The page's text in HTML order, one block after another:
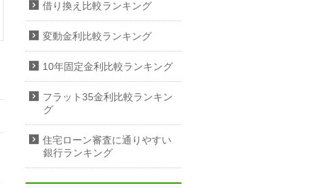
借り換え比較ランキング
変動金利比較ランキング
10年固定金利比較ランキング
フラット35金利比較ランキン
グ
住宅ローン審査に通りやすい
銀行ランキング